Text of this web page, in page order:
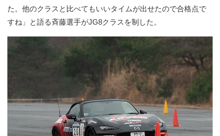
た。他のクラスと比べてもいいタイムが出せたので合格点で
すね」と語る斉藤選手がJG8クラスを制した。